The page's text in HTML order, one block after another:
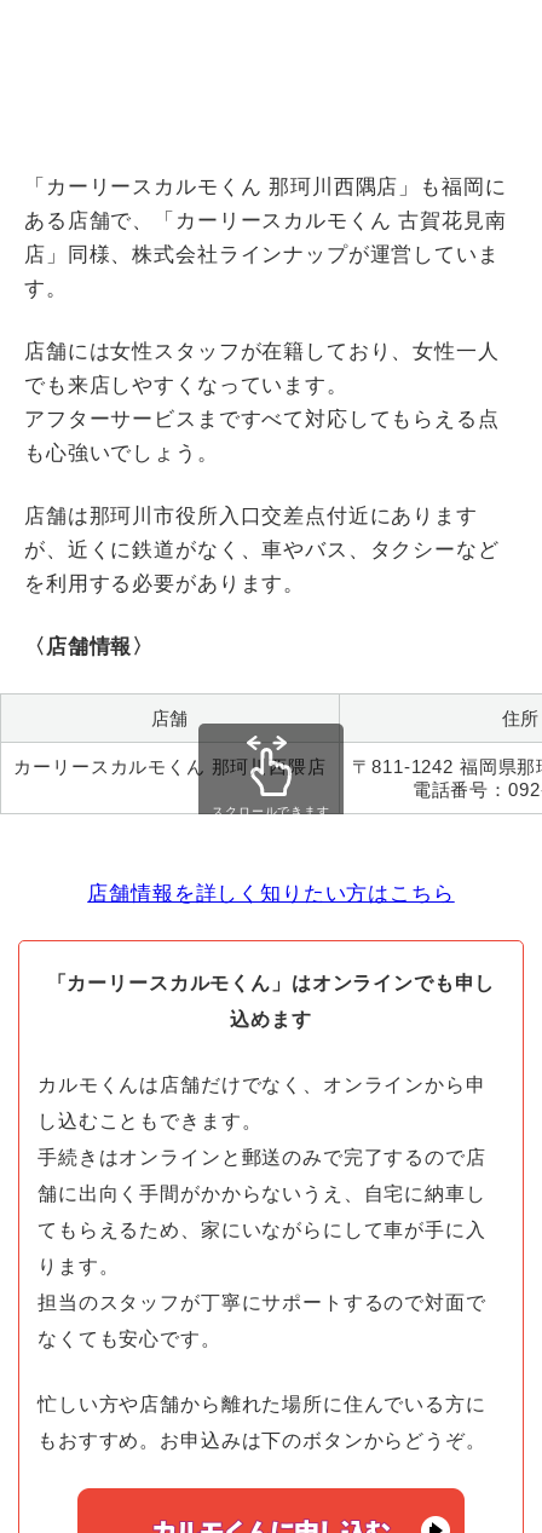
「カーリースカルモくん 那珂川西隅店」も福岡に
ある店舗で、「カーリースカルモくん 古賀花見南
店」同様、株式会社ラインナップが運営していま
す。
店舗には女性スタッフが在籍しており、女性一人
でも来店しやすくなっています。
アフターサービスまですべて対応してもらえる点
も心強いでしょう。
店舗は那珂川市役所入口交差点付近にあります
が、近くに鉄道がなく、車やバス、タクシーなど
を利用する必要があります。
〈店舗情報〉
店舗 住所
カーリースカルモくん 那珂川西隈店
〒811-1242 福岡県
電話番号：
スクロールできます
店舗情報を詳しく知りたい方はこちら
「カーリースカルモくん」はオンラインでも申し
込めます
カルモくんは店舗だけでなく、オンラインから申
し込むこともできます。
手続きはオンラインと郵送のみで完了するので店
舗に出向く手間がかからないうえ、自宅に納車し
てもらえるため、家にいながらにして車が手に入
ります。
担当のスタッフが丁寧にサポートするので対面で
なくても安心です。
忙しい方や店舗から離れた場所に住んでいる方に
もおすすめ。お申込みは下のボタンからどうぞ。